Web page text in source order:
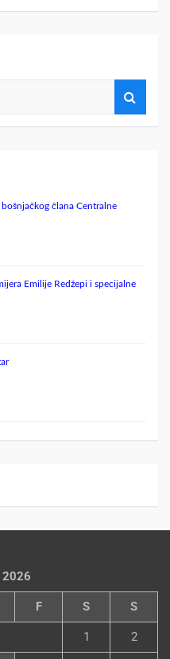
člana Centralne
Emilije Redžepi i specijalne
2026
F S S
1 2